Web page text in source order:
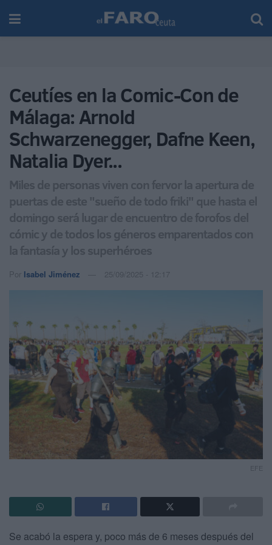
Ceutíes en la Comic-Con de
Málaga: Arnold
Schwarzenegger, Dafne Keen,
Natalia Dyer...
Miles de personas viven con fervor la apertura de
puertas de este "sueño de todo friki" que hasta el
domingo será lugar de encuentro de forofos del
cómic y de todos los géneros emparentados con
la fantasía y los superhéroes
Por Isabel Jiménez 25/09/2025 - 12:17
EFE
Se acabó la espera y, poco más de 6 meses después del